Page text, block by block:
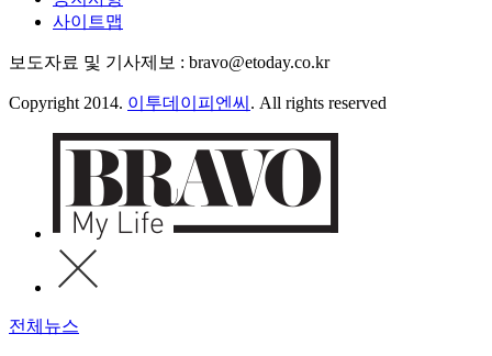
사이트맵
보도자료 및 기사제보 : bravo@etoday.co.kr
Copyright 2014. 이투데이피엔씨 . All rights reserved
전체뉴스